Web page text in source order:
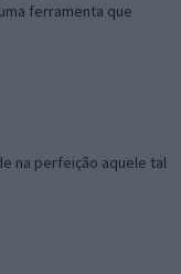
ferramenta que
na perfeição aquele tal